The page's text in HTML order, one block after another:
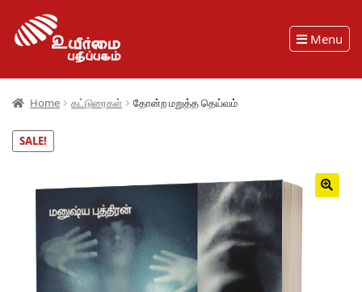
Menu
Home கட்டுரைகள் தோன்ற மறுத்த தெய்வம்
SALE!